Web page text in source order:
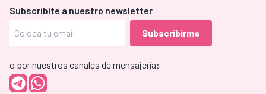
Subscríbite a nuestro newsletter
o por nuestros canales de mensajería: